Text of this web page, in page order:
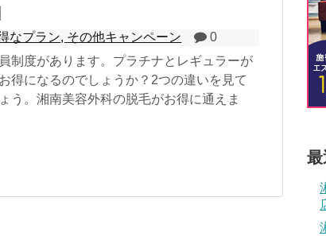
なプラン, その他キャンペーン
0
制度があります。プラチナとレギュラーが
得になるのでしょうか？2つの違いを見て
う。湘南美容外科の脱毛がお得に通えま
最